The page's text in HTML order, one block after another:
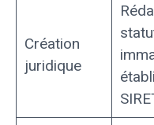
Création
juridique